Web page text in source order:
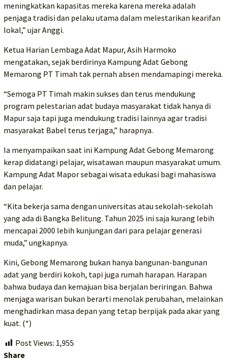
meningkatkan kapasitas mereka karena mereka adalah
penjaga tradisi dan pelaku utama dalam melestarikan kearifan
lokal,” ujar Anggi.
Ketua Harian Lembaga Adat Mapur, Asih Harmoko
mengatakan, sejak berdirinya Kampung Adat Gebong
Memarong PT Timah tak pernah absen mendamapingi mereka.
“Semoga PT Timah makin sukses dan terus mendukung
program pelestarian adat budaya masyarakat tidak hanya di
Mapur saja tapi juga mendukung tradisi lainnya agar tradisi
masyarakat Babel terus terjaga,” harapnya.
Ia menyampaikan saat ini Kampung Adat Gebong Memarong
kerap didatangi pelajar, wisatawan maupun masyarakat umum.
Kampung Adat Mapor sebagai wisata edukasi bagi mahasiswa
dan pelajar.
“Kita bekerja sama dengan universitas atau sekolah-sekolah
yang ada di Bangka Belitung. Tahun 2025 ini saja kurang lebih
mencapai 2000 lebih kunjungan dari para pelajar generasi
muda,” ungkapnya.
Kini, Gebong Memarong bukan hanya bangunan-bangunan
adat yang berdiri kokoh, tapi juga rumah harapan. Harapan
bahwa budaya dan kemajuan bisa berjalan beriringan. Bahwa
menjaga warisan bukan berarti menolak perubahan, melainkan
menghadirkan masa depan yang tetap berpijak pada akar yang
kuat. (*)
Post Views: 1,955
Share